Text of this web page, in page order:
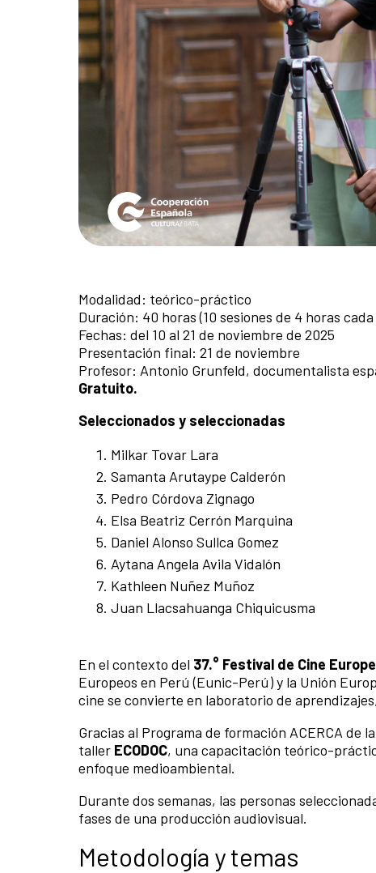
Modalidad: teórico-práctico
Duración: 40 horas (10 sesiones de 4 horas
Fechas: del 10 al 21 de noviembre de 2025
Presentación final: 21 de noviembre
Profesor: Antonio Grunfeld, documentalista
Gratuito.
Seleccionados y seleccionadas
Milkar Tovar Lara
Samanta Arutaype Calderón
Pedro Córdova Zignago
Elsa Beatriz Cerrón Marquina
Daniel Alonso Sullca Gomez
Aytana Angela Avila Vidalón
Kathleen Nuñez Muñoz
Juan Llacsahuanga Chiquicusma
En el contexto del 37.° Festival de Cine
Europeos en Perú (Eunic-Perú) y la Unión
cine se convierte en laboratorio de
Gracias al Programa de formación ACERCA de
taller ECODOC, una capacitación teórico-
enfoque medioambiental.
Durante dos semanas, las personas
fases de una producción audiovisual.
Metodología y temas